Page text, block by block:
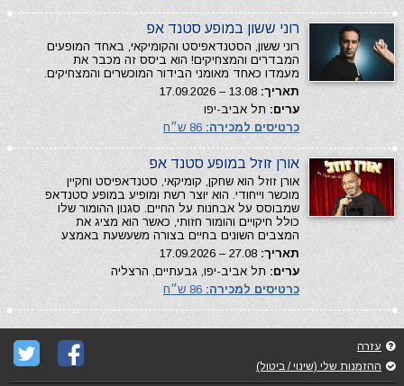
רוני ששון במופע סטנד אפ
רוני ששון, הסטנדאפיסט והקומיקאי, באחד המופעים
המבדרים והמצחיקים! הוא ביסס זה מכבר את
מעמדו כאחד מאומני הבידור המוכשרים והמצחיקים.
תאריך:
ערים: תל אביב-יפו
כרטיסים למכירה:
אורן זוזל במופע סטנד אפ
אורן זוזל הוא שחקן, קומיקאי, סטנדאפיסט וחקיין
מוכשר וייחודי. הוא יוצר רשת ומופיע במופע סטנדאפ
שמבוסס על אבחנות על החיים. סגנון ההומור שלו
כולל חיקויים והומור חזותי, כאשר הוא מציג את
המצבים השונים בחיים בצורה משעשעת באמצע
תאריך:
ערים: תל אביב-יפו, גבעתיים, הרצליה
כרטיסים למכירה:
עזרה
ההזמנות שלי (שינוי / ביטול)